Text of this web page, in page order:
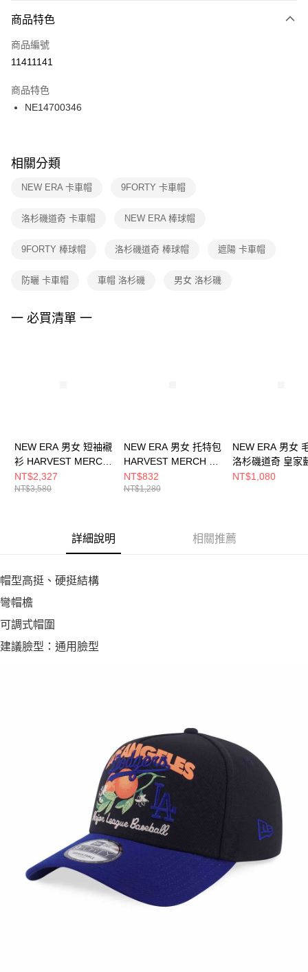
３．安心：先確認商品／服務後，再付款。
【「AFTEE先享後付」結帳流程】
１．於結帳方式選擇「AFTEE先享後付」後，將跳轉至「AFTEE先享後付」
２．訂單成立數日內，您將收到繳費通知簡訊。
３．收到繳費通知簡訊後14天內，點擊此簡訊中的連結，可透過四大超商／
ATM／網路銀行／等多元方式進行付款，方視為交易完成。
※ 交易是否成功請以「AFTEE先享後付 」之結帳頁面顯示為準，若有關於
是否繳費成功／繳費後需取消欲退款等相關疑問，請聯繫「AFTEE先享後付
客戶支援中心」 https://netprotections.freshdesk.com/support/home
１．透過由恩沛科技股份有限公司提供之「AFTEE先享後付」服務完成之交
權轉讓予恩沛科技股份有限公司。
３．未成年的使用者請事先徵得法定代理人或監護人之同意方可使用
４．使用「AFTEE先享後付」時，將依據個別帳號之用戶狀況，依本公司即
每筆NT$100，滿NT$1,500(含以上)免運費
宅配
每筆NT$100，滿NT$1,500(含以上)免運費
付款後門市自取
每筆NT$100，滿NT$1,500(含以上)免運費
商品特色
商品編號
11411141
商品特色
NE14700346
相關分類
NEW ERA 卡車帽 9FORTY 卡車帽
洛杉磯道奇 卡車帽 NEW ERA 棒球帽
9FORTY 棒球帽 洛杉磯道奇 棒球帽 遮陽 卡車帽
防曬 卡車帽 車帽 洛杉磯 男女 洛杉磯
一 必買清單 一
NEW ERA 男女 短袖襯
衫 HARVEST MERCH
洛杉磯道奇 白
NE14701117
NT$2,327
NT$3,580
NEW ERA 男女 托特包
HARVEST MERCH 洛
杉磯道奇 白
NE14703401
NT$832
NT$1,280
NEW ERA 男女
洛杉磯道奇 皇家
NE70730206
NT$1,080
詳細說明 相關推薦
帽型高挺、硬挺結構
彎帽檐
可調式帽圍
建議臉型：通用臉型